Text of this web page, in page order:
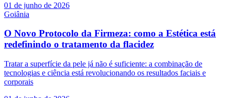
01 de junho de 2026
Goiânia
O Novo Protocolo da Firmeza: como a Estética está
redefinindo o tratamento da flacidez
Tratar a superfície da pele já não é suficiente: a combinação de
tecnologias e ciência está revolucionando os resultados faciais e
corporais